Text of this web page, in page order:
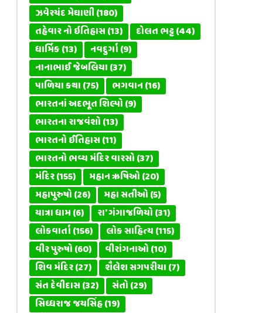
ઝવેરચંદ મેઘાણી(180)
તહેવાર નો ઇતિહાસ(13) દોલત ભટ્ટ(44)
ધાર્મિક(13) નવદુર્ગા(9)
નાનાભાઈ જેબલિયા(37)
પાળિયા કથા(75) ભગવાન(16)
ભારતનાં અદભૂત શિલ્પો(9)
ભારતના રાજવંશો(13)
ભારતનો ઈતિહાસ(11)
ભારતનો ભવ્ય મંદિર વારસો(37)
મંદિર(155) મહાન ઋષિઓ(20)
મહાપુરુષો(26) મહા સતીઓ(5)
યાત્રા ધામ(6) રા' ગંગાજળિયો(31)
લોકવાર્તા(156) લોક સાહિત્ય(115)
વીર પુરુષો(60) વીરાંગનાઓ(10)
શિવ મંદિર(27) શૈલેશ સગપરીયા(7)
સંત દેવીદાસ(32) સંતો(29)
સિધ્ધરાજ જયસિંહ(19)